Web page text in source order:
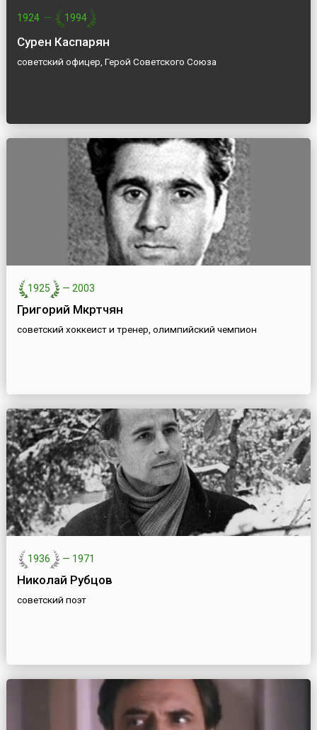
1924 — 1994
Сурен Каспарян
советский офицер, Герой Советского Союза
1925 — 2003
Григорий Мкртчян
советский хоккеист и тренер, олимпийский чемпион
1936 — 1971
Николай Рубцов
советский поэт